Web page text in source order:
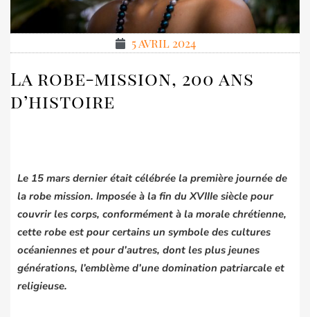
5 avril 2024
La robe-mission, 200 ans
d’histoire
Le 15 mars dernier était célébrée la première journée de
la robe mission. Imposée à la fin du XVIIIe siècle pour
couvrir les corps, conformément à la morale chrétienne,
cette robe est pour certains un symbole des cultures
océaniennes et pour d’autres, dont les plus jeunes
générations, l’emblème d’une domination patriarcale et
religieuse.